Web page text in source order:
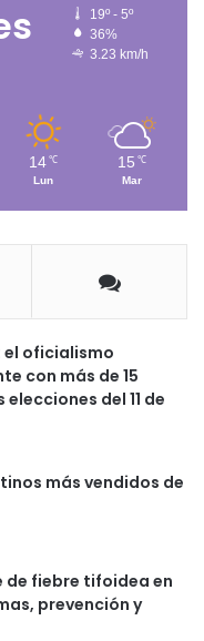
19º - 5º
36%
3.23 km/h
14 ℃
Lun
15 ℃
Mar
el oficialismo
con más de 15
del 11 de
más vendidos de
de fiebre tifoidea en
prevención y